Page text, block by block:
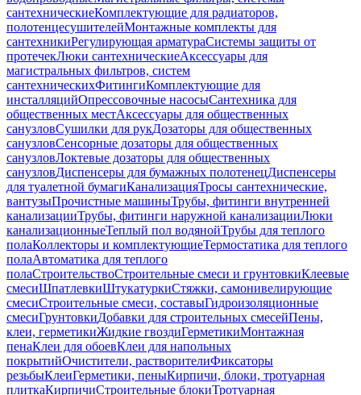
сантехническиеКомплектующие для радиаторов,
полотенцесушителейМонтажные комплекты для
сантехникиРегулирующая арматураСистемы защиты от
протечекЛюки сантехническиеАксессуары для
магистральных фильтров, систем
сантехническихФитингиКомплектующие для
инсталляцийОпрессовочные насосыСантехника для
общественных местАксессуары для общественных
санузловСушилки для рукДозаторы для общественных
санузловСенсорные дозаторы для общественных
санузловЛоктевые дозаторы для общественных
санузловДиспенсеры для бумажных полотенецДиспенсеры
для туалетной бумагиКанализацияТросы сантехнические,
вантузыПрочистные машиныТрубы, фитинги внутренней
канализацииТрубы, фитинги наружной канализацииЛюки
канализационныеТеплый пол водянойТрубы для теплого
полаКоллекторы и комплектующиеТермостатика для теплого
полаАвтоматика для теплого
полаСтроительствоСтроительные смеси и грунтовкиКлеевые
смесиШпатлевкиШтукатуркиСтяжки, самонивелирующие
смесиСтроительные смеси, составыГидроизоляционные
смесиГрунтовкиДобавки для строительных смесейПены,
клеи, герметикиЖидкие гвоздиГерметикиМонтажная
пенаКлеи для обоевКлеи для напольных
покрытийОчистители, растворителиФиксаторы
резьбыКлеиГерметики, пеныКирпичи, блоки, тротуарная
плиткаКирпичиСтроительные блокиТротуарная